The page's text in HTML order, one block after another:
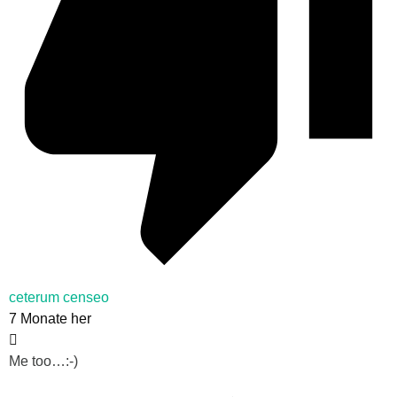
ceterum censeo
7 Monate her
Me too…:-)